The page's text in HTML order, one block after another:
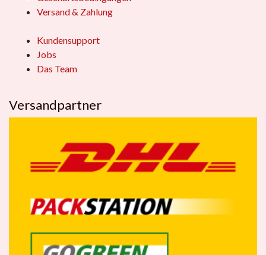
Versand & Zahlung
Kundensupport
Jobs
Das Team
Versandpartner